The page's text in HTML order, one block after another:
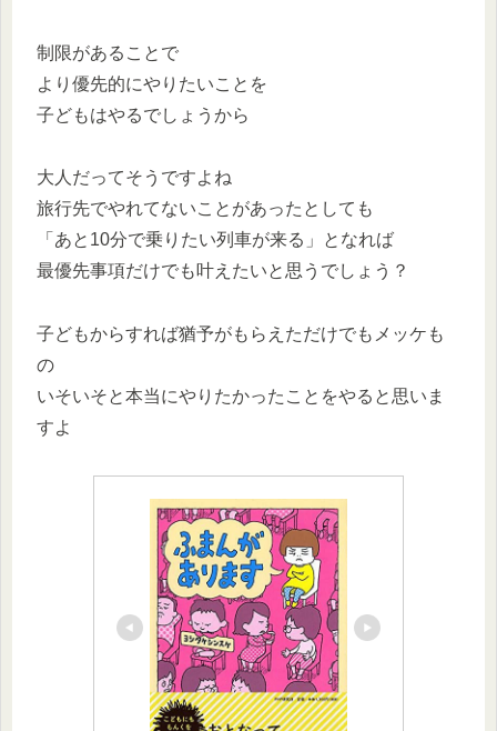
制限があることで
より優先的にやりたいことを
子どもはやるでしょうから
大人だってそうですよね
旅行先でやれてないことがあったとしても
「あと10分で乗りたい列車が来る」となれば
最優先事項だけでも叶えたいと思うでしょう？
子どもからすれば猶予がもらえただけでもメッケも
の
いそいそと本当にやりたかったことをやると思いま
すよ